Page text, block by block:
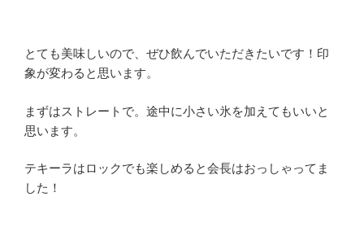
とても美味しいので、ぜひ飲んでいただきたいです！印
象が変わると思います。
まずはストレートで。途中に小さい氷を加えてもいいと
思います。
テキーラはロックでも楽しめると会長はおっしゃってま
した！